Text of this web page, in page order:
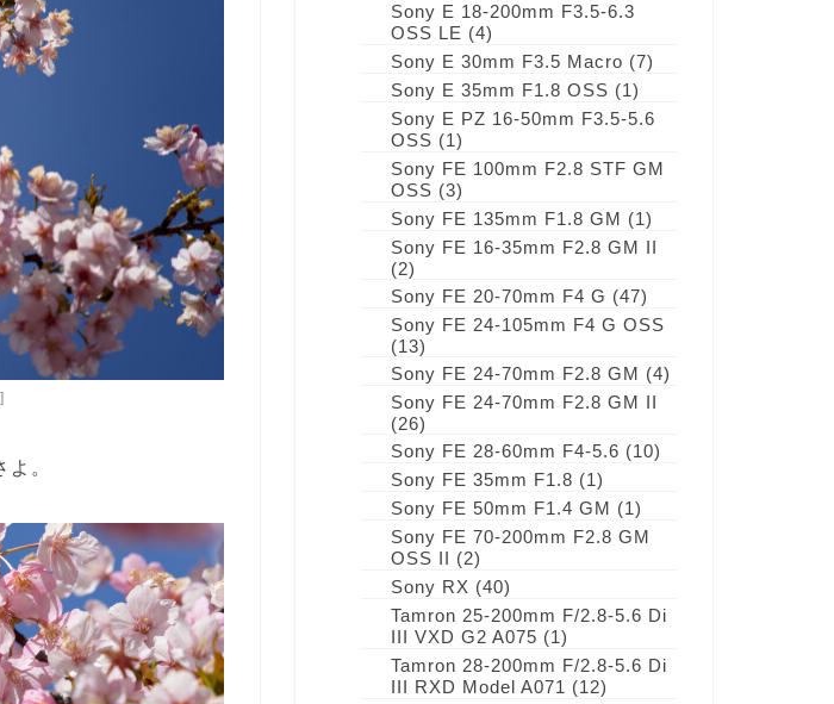
。
Sony E 18-200mm F3.5-6.3
OSS LE (4)
Sony E 30mm F3.5 Macro (7)
Sony E 35mm F1.8 OSS (1)
Sony E PZ 16-50mm F3.5-5.6
OSS (1)
Sony FE 100mm F2.8 STF GM
OSS (3)
Sony FE 135mm F1.8 GM (1)
Sony FE 16-35mm F2.8 GM II
(2)
Sony FE 20-70mm F4 G (47)
Sony FE 24-105mm F4 G OSS
(13)
Sony FE 24-70mm F2.8 GM (4)
Sony FE 24-70mm F2.8 GM II
(26)
Sony FE 28-60mm F4-5.6 (10)
Sony FE 35mm F1.8 (1)
Sony FE 50mm F1.4 GM (1)
Sony FE 70-200mm F2.8 GM
OSS II (2)
Sony RX (40)
Tamron 25-200mm F/2.8-5.6 Di
III VXD G2 A075 (1)
Tamron 28-200mm F/2.8-5.6 Di
III RXD Model A071 (12)